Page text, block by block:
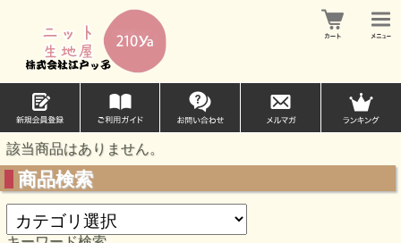
該当商品はありません。
商品検索